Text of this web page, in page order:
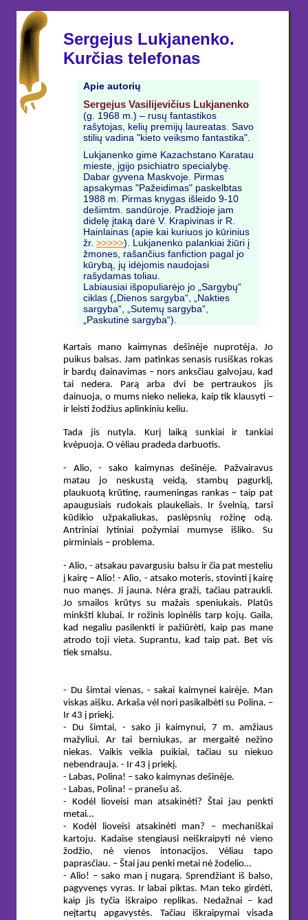
Sergejus Lukjanenko.
Kurčias telefonas
Apie autorių
Sergejus Vasilijevičius Lukjanenko
(g. 1968 m.) – rusų fantastikos
rašytojas, kelių premijų laureatas. Savo
stilių vadina "kieto veiksmo fantastika".
Lukjanenko gimė Kazachstano Karatau
mieste, įgijo psichiatro specialybę.
Dabar gyvena Maskvoje. Pirmas
apsakymas "Pažeidimas" paskelbtas
1988 m. Pirmas knygas išleido 9-10
dešimtm. sandūroje. Pradžioje jam
didelę įtaką darė V. Krapivinas ir R.
Hainlainas (apie kai kuriuos jo kūrinius
žr. >>>>>). Lukjanenko palankiai žiūri į
žmones, rašančius fanfiction pagal jo
kūrybą, jų idėjomis naudojasi
rašydamas toliau.
Labiausiai išpopuliarėjo jo „Sargybų“
ciklas („Dienos sargyba“, „Nakties
sargyba“, „Sutemų sargyba“,
„Paskutinė sargyba“).
Kartais mano kaimynas dešinėje nuprotėja. Jo
puikus balsas. Jam patinkas senasis rusiškas rokas
ir bardų dainavimas – nors anksčiau galvojau, kad
tai nedera. Parą arba dvi be pertraukos jis
dainuoja, o mums nieko nelieka, kaip tik klausyti –
ir leisti žodžius aplinkiniu keliu.
Tada jis nutyla. Kurį laiką sunkiai ir tankiai
kvėpuoja. O vėliau pradeda darbuotis.
- Alio, - sako kaimynas dešinėje. Pažvairavus
matau jo neskustą veidą, stambų pagurklį,
plaukuotą krūtinę, raumeningas rankas – taip pat
apaugusiais rudokais plaukeliais. Ir švelnią, tarsi
kūdikio užpakaliukas, paslėpsnių rožinę odą.
Antriniai lytiniai požymiai mumyse išliko. Su
pirminiais – problema.
- Alio, - atsakau pavargusiu balsu ir čia pat mesteliu
į kairę – Alio! - Alio, - atsako moteris, stovinti į kairę
nuo manęs. Ji jauna. Nėra graži, tačiau patraukli.
Jo smailos krūtys su mažais speniukais. Platūs
minkšti klubai. Ir rožinis lopinėlis tarp kojų. Gaila,
kad negaliu pasilenkti ir pažiūrėti, kaip pas mane
atrodo toji vieta. Suprantu, kad taip pat. Bet vis
tiek smalsu.
- Du šimtai vienas, - sakai kaimynei kairėje. Man
viskas aišku. Arkaša vėl nori pasikalbėti su Polina. –
Ir 43 į priekį.
- Du šimtai, - sako ji kaimynui, 7 m. amžiaus
mažyliui. Ar tai berniukas, ar mergaitė nežino
niekas. Vaikis veikia puikiai, tačiau su niekuo
nebendrauja. - Ir 43 į priekį.
- Labas, Polina! – sako kaimynas dešinėje.
- Labas, Polina! – pranešu aš.
- Kodėl lioveisi man atsakinėti? Štai jau penkti
metai…
- Kodėl lioveisi atsakinėti man? – mechaniškai
kartoju. Kadaise stengiausi neiškraipyti nė vieno
žodžio, nė vienos intonacijos. Vėliau tapo
paprasčiau. – Štai jau penki metai nė žodelio…
- Alio! – sako man į nugarą. Sprendžiant iš balso,
pagyvenęs vyras. Ir labai piktas. Man teko girdėti,
kaip jis tyčia iškraipo replikas. Nedažnai – kad
neįtartų apgavystės. Tačiau iškraipymai visada